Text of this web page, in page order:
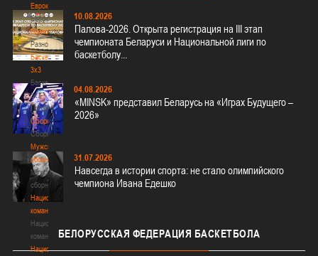
Еврокубки
Еврокубки
Разное
Разное
Баскетбол
3х3
Баскетбол
3х3
Лого[modid=121]
Сборные
Сборные
Мужские
сборные
Мужские
сборные
Национальная
команда
Национальная
команда
Национальная
10.08.2026
Палова-2026. Открыта регистрация на III этап
чемпионата Беларуси и Национальной лиги по
баскетболу...
04.08.2026
«MINSK» представил Беларусь на «Играх Будущего –
2026»
31.07.2026
Навсегда в истории спорта: не стало олимпийского
чемпиона Ивана Едешко
БЕЛОРУССКАЯ ФЕДЕРАЦИЯ БАСКЕТБОЛА